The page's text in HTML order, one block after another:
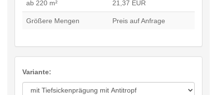
ab 220 m² 21,37 EUR
Größere Mengen Preis auf Anfrage
Variante: